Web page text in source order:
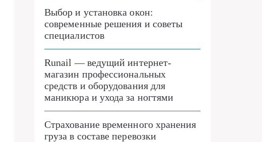
Выбор и установка окон:
современные решения и советы
специалистов
Runail — ведущий интернет-
магазин профессиональных
средств и оборудования для
маникюра и ухода за ногтями
Страхование временного хранения
груза в составе перевозки